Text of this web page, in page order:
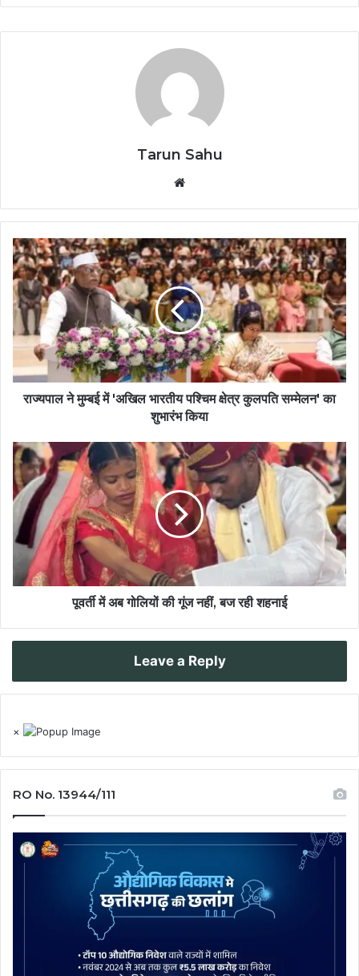
Tarun Sahu
राज्यपाल ने मुम्बई में 'अखिल भारतीय पश्चिम क्षेत्र कुलपति सम्मेलन' का
शुभारंभ किया
पूवर्ती में अब गोलियों की गूंज नहीं, बज रही शहनाई
Leave a Reply
×
RO No. 13944/111